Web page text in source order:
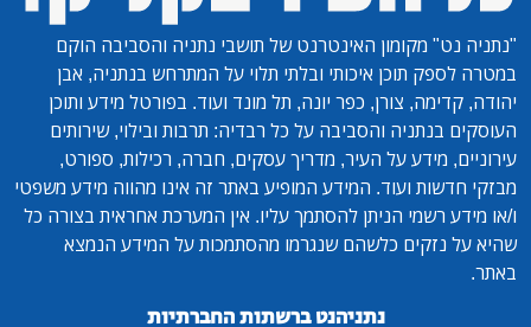
"נתניה נט" מקומון האינטרנט של תושבי נתניה והסביבה הוקם
במטרה לספק תוכן איכותי ובלתי תלוי על המתרחש בנתניה, אבן
יהודה, קדימה, צורן, כפר יונה, תל מונד ועוד. בפורטל מידע ותוכן
העוסקים בנתניה והסביבה על כל רבדיה: תרבות ובילוי, שירותים
עירוניים, מידע על העיר, מדריך עסקים, חברה, רכילות, ספורט,
מבזקי חדשות ועוד. המידע המופיע באתר זה אינו מהווה מידע משפטי
ו/או מידע רשמי הניתן להסתמך עליו. אין המערכת אחראית בצורה כל
שהיא על נזקים כלשהם שנגרמו מהסתמכות על המידע הנמצא
באתר.
נתניהנט ברשתות החברתיות